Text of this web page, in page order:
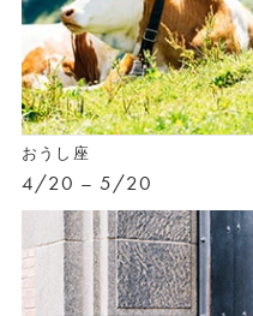
おうし座
4/20 – 5/20